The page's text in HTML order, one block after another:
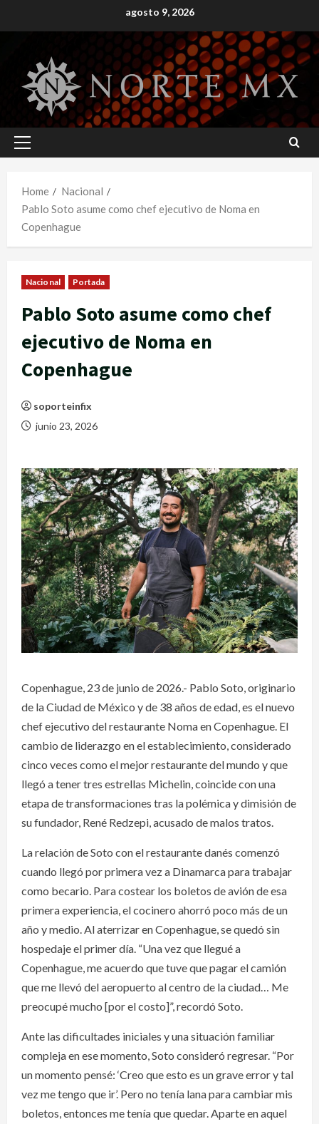
to
agosto 9, 2026
Primary
Home
Nacional
Pablo Soto asume como chef ejecutivo de Noma en
Copenhague
Nacional Portada
Pablo Soto asume como chef
ejecutivo de Noma en
Copenhague
soporteinfix
junio 23, 2026
Copenhague, 23 de junio de 2026.- Pablo Soto, originario
de la Ciudad de México y de 38 años de edad, es el nuevo
chef ejecutivo del restaurante Noma en Copenhague. El
cambio de liderazgo en el establecimiento, considerado
cinco veces como el mejor restaurante del mundo y que
llegó a tener tres estrellas Michelin, coincide con una
etapa de transformaciones tras la polémica y dimisión de
su fundador, René Redzepi, acusado de malos tratos.
La relación de Soto con el restaurante danés comenzó
cuando llegó por primera vez a Dinamarca para trabajar
como becario. Para costear los boletos de avión de esa
primera experiencia, el cocinero ahorró poco más de un
año y medio. Al aterrizar en Copenhague, se quedó sin
hospedaje el primer día. “Una vez que llegué a
Copenhague, me acuerdo que tuve que pagar el camión
que me llevó del aeropuerto al centro de la ciudad… Me
preocupé mucho [por el costo]”, recordó Soto.
Ante las dificultades iniciales y una situación familiar
compleja en ese momento, Soto consideró regresar. “Por
un momento pensé: ‘Creo que esto es un grave error y tal
vez me tengo que ir’. Pero no tenía lana para cambiar mis
boletos, entonces me tenía que quedar. Aparte en aquel